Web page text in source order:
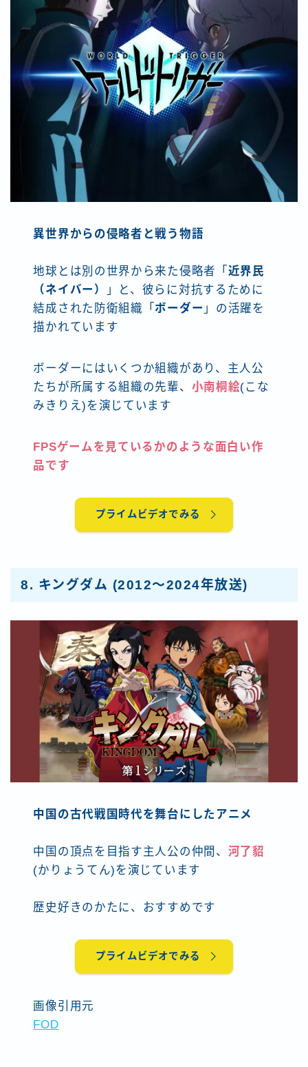
異世界からの侵略者と戦う物語
地球とは別の世界から来た侵略者「 近界民
（ネイバー）
」と、彼らに対抗するために
結成された防衛組織「ボーダー 」の活躍を
描かれています
ボーダーにはいくつか組織があり、主人公
たちが所属する組織の先輩、 小南桐絵(こな
みきりえ)を演じています
FPSゲームを見ているかのような面白い作
品です
プライムビデオでみる
8. キングダム (2012～2024年放送)
中国の古代戦国時代を舞台にしたアニメ
中国の頂点を目指す主人公の仲間、 河了貂
(かりょうてん)を演じています
歴史好きのかたに、おすすめです
プライムビデオでみる
画像引用元
FOD